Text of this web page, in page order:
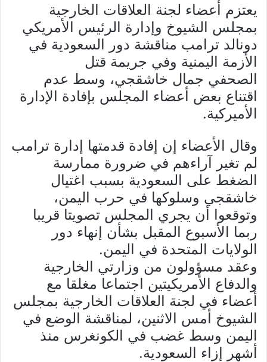
يعتزم أعضاء لجنة العلاقات الخارجية
بمجلس الشيوخ وإدارة الرئيس الأمريكي
دونالد ترامب مناقشة دور السعودية في
الأزمة اليمنية وفي جريمة قتل
الصحفي جمال خاشقجي، وسط عدم
اقتناع بعض أعضاء المجلس بإفادة الإدارة
الأميركية.
وقال الأعضاء إن إفادة قدمتها إدارة ترامب
لم تغير آراءهم في ضرورة ممارسة
الضغط على السعودية بسبب اغتيال
خاشقجي وسلوكها في حرب اليمن،
وتوقعوا أن يجري المجلس تصويتا قريبا
ربما الأسبوع المقبل بشأن إنهاء دور
الولايات المتحدة في اليمن.
وعقد مسؤولون من وزارتي الخارجية
والدفاع الأمريكيتين اجتماعا مغلقا مع
أعضاء في لجنة العلاقات الخارجية بمجلس
الشيوخ أمس الاثنين، لمناقشة الوضع في
اليمن وسط غضب في الكونغرس منذ
أشهر إزاء السعودية.